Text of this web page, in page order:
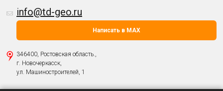
info@td-geo.ru
Написать в MAX
346400, Ростовская область.,
г. Новочеркасск,
ул. Машиностроителей, 1